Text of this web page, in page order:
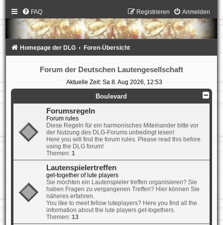
FAQ Anmelden
Registrieren
Homepage der DLG Foren-Übersicht
Forum der Deutschen Lautengesellschaft
Aktuelle Zeit: Sa 8. Aug 2026, 12:53
Boulevard
Forumsregeln
Forum rules
Diese Regeln für ein harmonisches Miteinander bitte vor
der Nutzung des DLG-Forums unbedingt lesen!
Here you will find the forum rules. Please read this before
using the DLG forum!
Themen: 1
Lautenspielertreffen
get-together of lute players
Sie möchten ein Lautenspieler treffen organisieren? Sie
haben Fragen zu vergangenen Treffen? Hier können Sie
näheres erfahren.
You like to meet fellow luteplayers? Here you find all the
information about the lute players get-togethers.
Themen: 13